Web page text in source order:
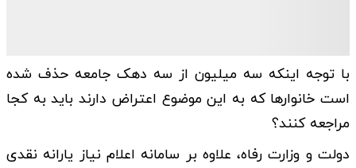
با توجه اینکه سه میلیون از سه دهک جامعه حذف شده
است خانوار‌ها که به این موضوع اعتراض دارند باید به کجا
مراجعه کنند؟
دولت و وزارت رفاه، علاوه بر سامانه اعلام نیاز یارانه نقدی